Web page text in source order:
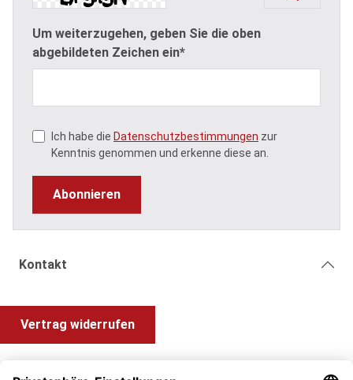
Um weiterzugehen, geben Sie die oben
abgebildeten Zeichen ein*
Ich habe die Datenschutzbestimmungen zur
Kenntnis genommen und erkenne diese an.
Abonnieren
Kontakt
Vertrag widerrufen